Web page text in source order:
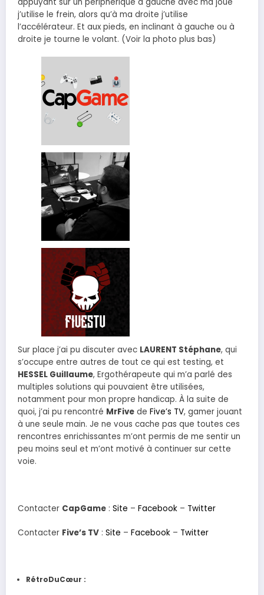
j’utilise le frein, alors qu’à ma droite j’utilise
l’accélérateur. Et aux pieds, en inclinant à gauche ou à
droite je tourne le volant. (Voir la photo plus bas)
Sur place j’ai pu discuter avec LAURENT Stéphane, qui
s’occupe entre autres de tout ce qui est testing, et
HESSEL Guillaume, Ergothérapeute qui m’a parlé des
multiples solutions qui pouvaient être utilisées,
notamment pour mon propre handicap. À la suite de
quoi, j’ai pu rencontré MrFive de Five’s TV, gamer jouant
à une seule main. Je ne vous cache pas que toutes ces
rencontres enrichissantes m’ont permis de me sentir un
peu moins seul et m’ont motivé à continuer sur cette
voie.
Contacter CapGame : Site – Facebook – Twitter
Contacter Five’s TV : Site – Facebook – Twitter
RétroDuCœur :